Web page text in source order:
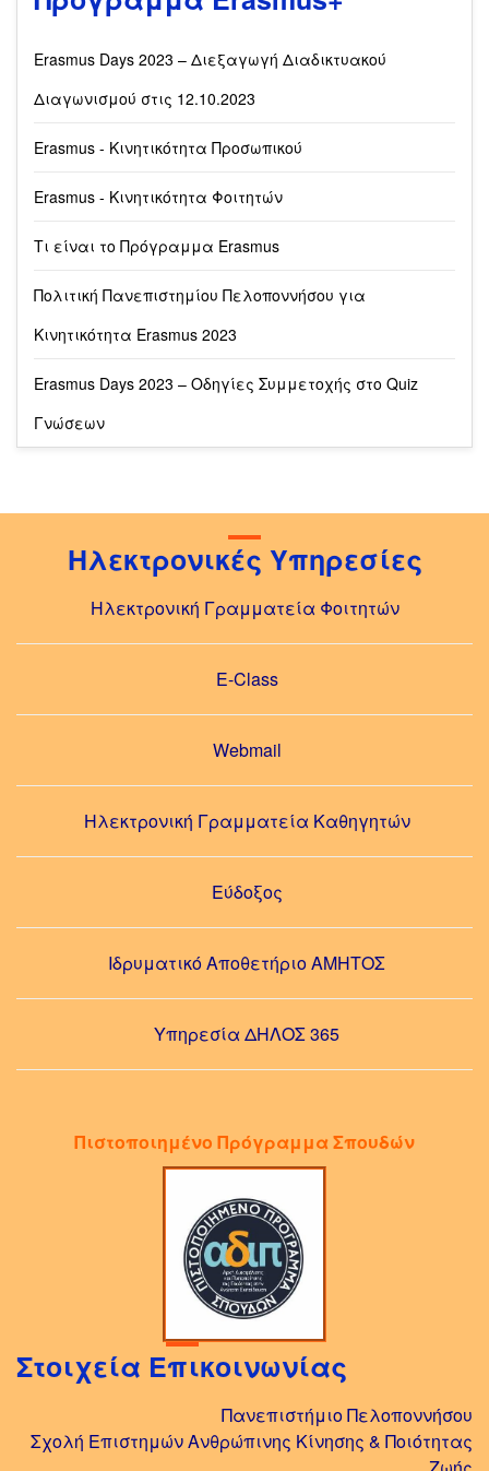
Erasmus Days 2023 – Διεξαγωγή Διαδικτυακού
Διαγωνισμού στις 12.10.2023
Erasmus - Κινητικότητα Προσωπικού
Erasmus - Κινητικότητα Φοιτητών
Τι είναι το Πρόγραμμα Erasmus
Πολιτική Πανεπιστημίου Πελοποννήσου για
Κινητικότητα Erasmus 2023
Erasmus Days 2023 – Οδηγίες Συμμετοχής στο Quiz
Γνώσεων
Ηλεκτρονικές Υπηρεσίες
Ηλεκτρονική Γραμματεία Φοιτητών
E-Class
Webmail
Ηλεκτρονική Γραμματεία Καθηγητών
Εύδοξος
Ιδρυματικό Αποθετήριο ΑΜΗΤΟΣ
Υπηρεσία ΔΗΛΟΣ 365
Πιστοποιημένο Πρόγραμμα Σπουδών
Στοιχεία Επικοινωνίας
Πανεπιστήμιο Πελοποννήσου
Σχολή Επιστημών Ανθρώπινης Κίνησης & Ποιότητας